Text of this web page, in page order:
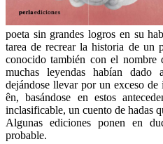
poeta sin grandes logros en su
tarea de recrear la historia de un
conocido también con el
muchas leyendas habían dado
dejándose llevar por un exceso
ên, basándose en estos
inclasificable, un cuento de hadas
Algunas ediciones ponen en
probable.